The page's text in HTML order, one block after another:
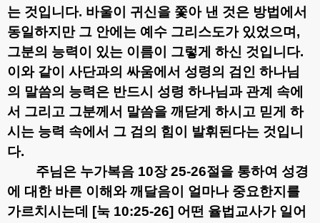
는 것입니다. 바울이 귀신을 쫓아 낸 것은 방법에서
동일하지만 그 안에는 예수 그리스도가 있었으며 ,
그분의 능력이 있는 이름이 그렇게 하신 것입니다.
이와 같이 사단과의 싸움에서 성령의 검인 하나님
의 말씀의 능력은 반드시 성령 하나님과 관계 속에
서 그리고 그분께서 말씀을 깨닫게 하시고 믿게 하
시는 능력 속에서 그 검의 힘이 발휘된다는 것입니
다.
주님은 누가복음 10장25-26절을 통하여 성경
에 대한 바른 이해와 깨달음이 얼마나 중요한지를
가르치시는데
[눅 10:25-26] 어떤 율법교사가 일어